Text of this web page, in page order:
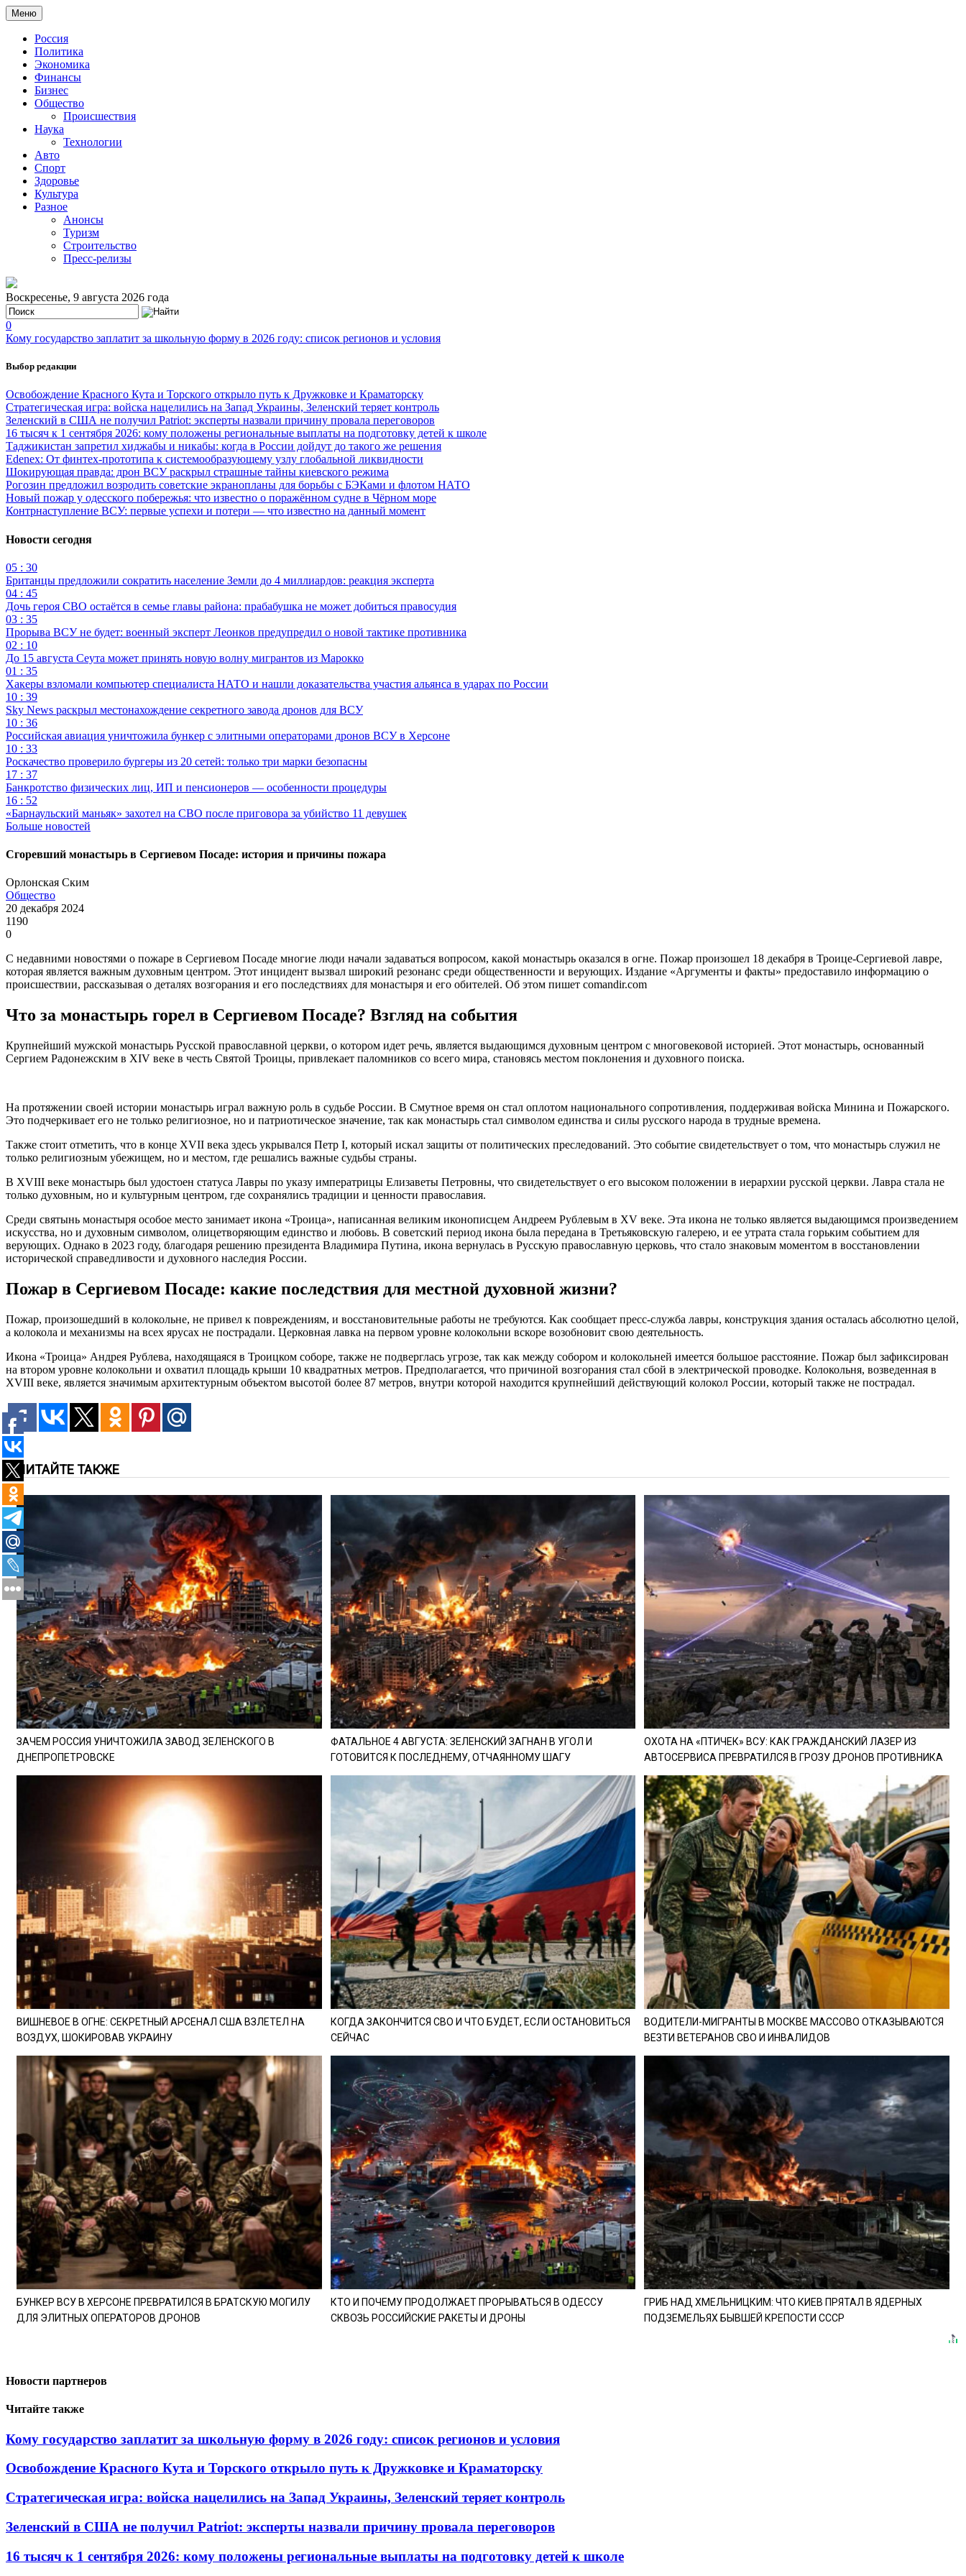
Меню
Россия
Политика
Экономика
Финансы
Бизнес
Общество
Происшествия
Наука
Технологии
Авто
Спорт
Здоровье
Культура
Разное
Анонсы
Туризм
Строительство
Пресс-релизы
Воскресенье, 9 августа 2026 года
0
Кому государство заплатит за школьную форму в 2026 году: список регионов и условия
Выбор редакции
Освобождение Красного Кута и Торского открыло путь к Дружковке и Краматорску
Стратегическая игра: войска нацелились на Запад Украины, Зеленский теряет контроль
Зеленский в США не получил Patriot: эксперты назвали причину провала переговоров
16 тысяч к 1 сентября 2026: кому положены региональные выплаты на подготовку детей к школе
Таджикистан запретил хиджабы и никабы: когда в России дойдут до такого же решения
Edenex: От финтех-прототипа к системообразующему узлу глобальной ликвидности
Шокирующая правда: дрон ВСУ раскрыл страшные тайны киевского режима
Рогозин предложил возродить советские экранопланы для борьбы с БЭКами и флотом НАТО
Новый пожар у одесского побережья: что известно о поражённом судне в Чёрном море
Контрнаступление ВСУ: первые успехи и потери — что известно на данный момент
Новости сегодня
05 : 30
Британцы предложили сократить население Земли до 4 миллиардов: реакция эксперта
04 : 45
Дочь героя СВО остаётся в семье главы района: прабабушка не может добиться правосудия
03 : 35
Прорыва ВСУ не будет: военный эксперт Леонков предупредил о новой тактике противника
02 : 10
До 15 августа Сеута может принять новую волну мигрантов из Марокко
01 : 35
Хакеры взломали компьютер специалиста НАТО и нашли доказательства участия альянса в ударах по России
10 : 39
Sky News раскрыл местонахождение секретного завода дронов для ВСУ
10 : 36
Российская авиация уничтожила бункер с элитными операторами дронов ВСУ в Херсоне
10 : 33
Роскачество проверило бургеры из 20 сетей: только три марки безопасны
17 : 37
Банкротство физических лиц, ИП и пенсионеров — особенности процедуры
16 : 52
«Барнаульский маньяк» захотел на СВО после приговора за убийство 11 девушек
Больше новостей
Сгоревший монастырь в Сергиевом Посаде: история и причины пожара
Орлонская Ским
Общество
20 декабря 2024
1190
0
С недавними новостями о пожаре в Сергиевом Посаде многие люди начали задаваться вопросом, какой монастырь оказался в огне. Пожар произошел 18 декабря в Троице-Сергиевой лавре,
которая является важным духовным центром. Этот инцидент вызвал широкий резонанс среди общественности и верующих. Издание «Аргументы и факты» предоставило информацию о
происшествии, рассказывая о деталях возгорания и его последствиях для монастыря и его обителей. Об этом пишет comandir.com
Что за монастырь горел в Сергиевом Посаде? Взгляд на события
Крупнейший мужской монастырь Русской православной церкви, о котором идет речь, является выдающимся духовным центром с многовековой историей. Этот монастырь, основанный
Сергием Радонежским в XIV веке в честь Святой Троицы, привлекает паломников со всего мира, становясь местом поклонения и духовного поиска.
На протяжении своей истории монастырь играл важную роль в судьбе России. В Смутное время он стал оплотом национального сопротивления, поддерживая войска Минина и Пожарского.
Это подчеркивает его не только религиозное, но и патриотическое значение, так как монастырь стал символом единства и силы русского народа в трудные времена.
Также стоит отметить, что в конце XVII века здесь укрывался Петр I, который искал защиты от политических преследований. Это событие свидетельствует о том, что монастырь служил не
только религиозным убежищем, но и местом, где решались важные судьбы страны.
В XVIII веке монастырь был удостоен статуса Лавры по указу императрицы Елизаветы Петровны, что свидетельствует о его высоком положении в иерархии русской церкви. Лавра стала не
только духовным, но и культурным центром, где сохранялись традиции и ценности православия.
Среди святынь монастыря особое место занимает икона «Троица», написанная великим иконописцем Андреем Рублевым в XV веке. Эта икона не только является выдающимся произведением
искусства, но и духовным символом, олицетворяющим единство и любовь. В советский период икона была передана в Третьяковскую галерею, и ее утрата стала горьким событием для
верующих. Однако в 2023 году, благодаря решению президента Владимира Путина, икона вернулась в Русскую православную церковь, что стало знаковым моментом в восстановлении
исторической справедливости и духовного наследия России.
Пожар в Сергиевом Посаде: какие последствия для местной духовной жизни?
Пожар, произошедший в колокольне, не привел к повреждениям, и восстановительные работы не требуются. Как сообщает пресс-служба лавры, конструкция здания осталась абсолютно целой,
а колокола и механизмы на всех ярусах не пострадали. Церковная лавка на первом уровне колокольни вскоре возобновит свою деятельность.
Икона «Троица» Андрея Рублева, находящаяся в Троицком соборе, также не подверглась угрозе, так как между собором и колокольней имеется большое расстояние. Пожар был зафиксирован
на втором уровне колокольни и охватил площадь крыши 10 квадратных метров. Предполагается, что причиной возгорания стал сбой в электрической проводке. Колокольня, возведенная в
XVIII веке, является значимым архитектурным объектом высотой более 87 метров, внутри которой находится крупнейший действующий колокол России, который также не пострадал.
ЧИТАЙТЕ ТАКЖЕ
ЗАЧЕМ РОССИЯ УНИЧТОЖИЛА ЗАВОД ЗЕЛЕНСКОГО В
ДНЕПРОПЕТРОВСКЕ
ФАТАЛЬНОЕ 4 АВГУСТА: ЗЕЛЕНСКИЙ ЗАГНАН В УГОЛ И
ГОТОВИТСЯ К ПОСЛЕДНЕМУ, ОТЧАЯННОМУ ШАГУ
ОХОТА НА «ПТИЧЕК» ВСУ: КАК ГРАЖДАНСКИЙ ЛАЗЕР ИЗ
АВТОСЕРВИСА ПРЕВРАТИЛСЯ В ГРОЗУ ДРОНОВ ПРОТИВНИКА
ВИШНЕВОЕ В ОГНЕ: СЕКРЕТНЫЙ АРСЕНАЛ США ВЗЛЕТЕЛ НА
ВОЗДУХ, ШОКИРОВАВ УКРАИНУ
КОГДА ЗАКОНЧИТСЯ СВО И ЧТО БУДЕТ, ЕСЛИ ОСТАНОВИТЬСЯ
СЕЙЧАС
ВОДИТЕЛИ-МИГРАНТЫ В МОСКВЕ МАССОВО ОТКАЗЫВАЮТСЯ
ВЕЗТИ ВЕТЕРАНОВ СВО И ИНВАЛИДОВ
БУНКЕР ВСУ В ХЕРСОНЕ ПРЕВРАТИЛСЯ В БРАТСКУЮ МОГИЛУ
ДЛЯ ЭЛИТНЫХ ОПЕРАТОРОВ ДРОНОВ
КТО И ПОЧЕМУ ПРОДОЛЖАЕТ ПРОРЫВАТЬСЯ В ОДЕССУ
СКВОЗЬ РОССИЙСКИЕ РАКЕТЫ И ДРОНЫ
ГРИБ НАД ХМЕЛЬНИЦКИМ: ЧТО КИЕВ ПРЯТАЛ В ЯДЕРНЫХ
ПОДЗЕМЕЛЬЯХ БЫВШЕЙ КРЕПОСТИ СССР
Новости партнеров
Читайте также
Кому государство заплатит за школьную форму в 2026 году: список регионов и условия
Освобождение Красного Кута и Торского открыло путь к Дружковке и Краматорску
Стратегическая игра: войска нацелились на Запад Украины, Зеленский теряет контроль
Зеленский в США не получил Patriot: эксперты назвали причину провала переговоров
16 тысяч к 1 сентября 2026: кому положены региональные выплаты на подготовку детей к школе